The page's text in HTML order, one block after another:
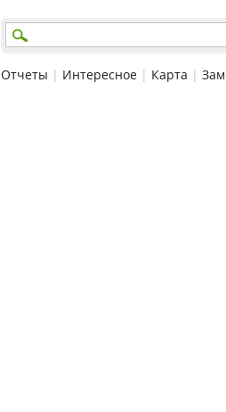
Отчеты | Интересное | Карта |